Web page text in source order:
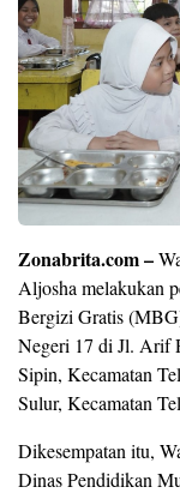
Zonabrita.com –
Aljosha melakukan
Bergizi Gratis
Negeri 17 di Jl. Arif
Sipin, Kecamatan
Sulur, Kecamatan
Dikesempatan itu,
Dinas Pendidikan